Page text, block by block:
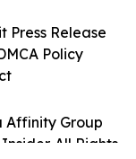
Affinity Group
All Rights
Press Release
Policy